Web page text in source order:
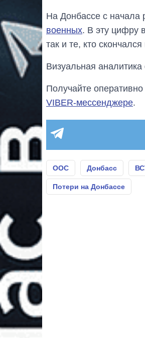
На Донбассе с начала
военных. В эту цифру
так и те, кто
Визуальная
Получайте
VIBER-мессенджере.
ООС Донбасс
Потери на Донбассе